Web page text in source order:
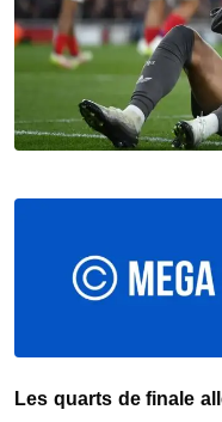
Les quarts de finale